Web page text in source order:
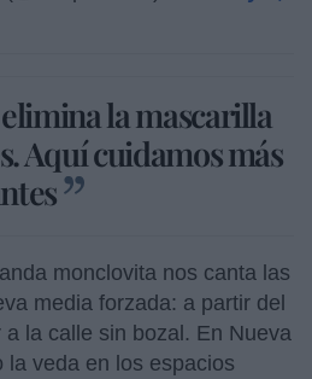
la mascarilla
Aquí cuidamos más
monclovita nos canta las
media forzada: a partir del
la calle sin bozal. En Nueva
la veda en los espacios